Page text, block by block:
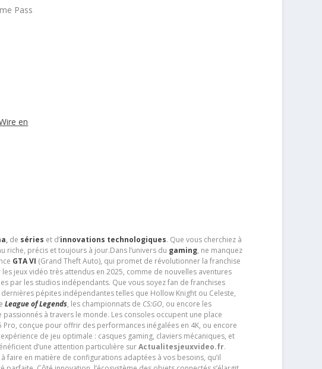
Pass
en
,de séries et d’innovations technologiques. Que vous cherchiez à
précis et toujours à jour.Dans l’univers du gaming, ne manquez
GTA VI (Grand Theft Auto), qui promet de révolutionner la franchise
jeux vidéo très attendus en 2025, comme de nouvelles aventures
par les studios indépendants. Que vous soyez fan de franchises
pépites indépendantes telles que Hollow Knight ou Celeste,
League of Legends, les championnats de CS:GO, ou encore les
à travers le monde. Les consoles occupent une place
conçue pour offrir des performances inégalées en 4K, ou encore
de jeu optimale : casques gaming, claviers mécaniques, et
d’une attention particulière surActualitesjeuxvideo.fr.
faire en matière de configurations adaptées à vos besoins, qu’il